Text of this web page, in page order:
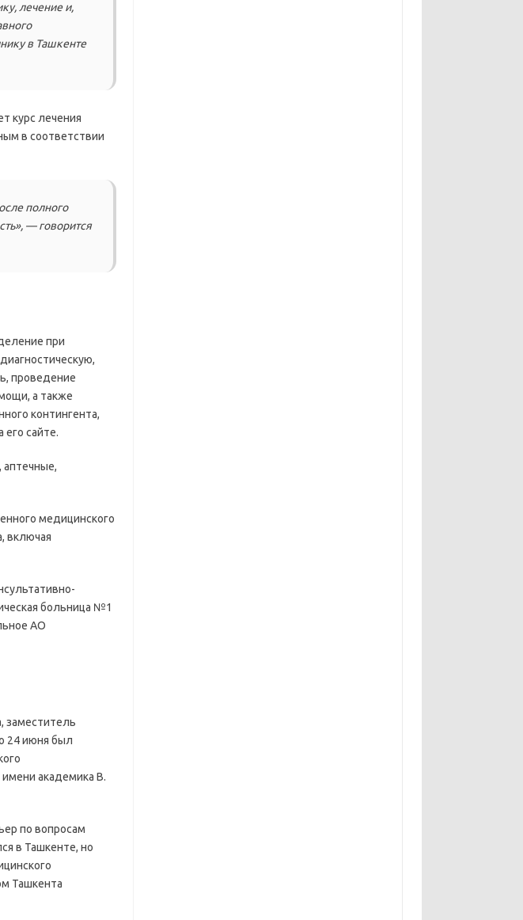
лечение и,
в Ташкенте
курс лечения
в соответствии
полного
— говорится
при
проведение
а также
контингента,
сайте.
аптечные,
медицинского
включая
больница №1
АО
заместитель
24 июня был
имени академика В.
по вопросам
в Ташкенте, но
Ташкента